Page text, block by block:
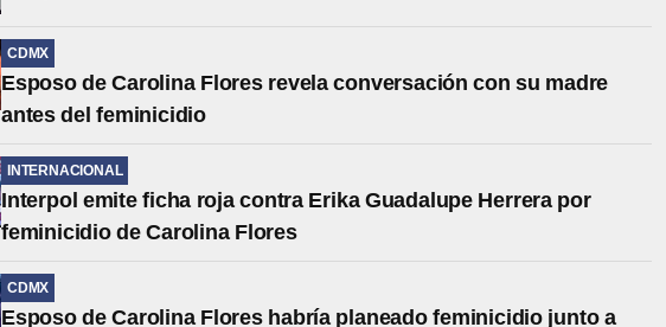
CDMX
Esposo de Carolina Flores revela conversación con su madre
antes del feminicidio
INTERNACIONAL
Interpol emite ficha roja contra Erika Guadalupe Herrera por
feminicidio de Carolina Flores
CDMX
Esposo de Carolina Flores habría planeado feminicidio junto a